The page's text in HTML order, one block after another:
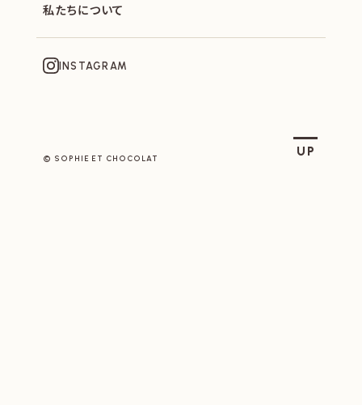
私たちについて
INSTAGRAM
© SOPHIE ET CHOCOLAT UP